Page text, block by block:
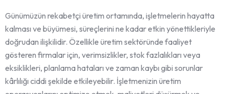
Günümüzün rekabetçi üretim ortamında, işletmelerin hayatta
kalması ve büyümesi, süreçlerini ne kadar etkin yönettikleriyle
doğrudan ilişkilidir. Özellikle üretim sektöründe faaliyet
gösteren firmalar için, verimsizlikler, stok fazlalıkları veya
eksiklikleri, planlama hataları ve zaman kaybı gibi sorunlar
kârlılığı ciddi şekilde etkileyebilir. İşletmenizin üretim